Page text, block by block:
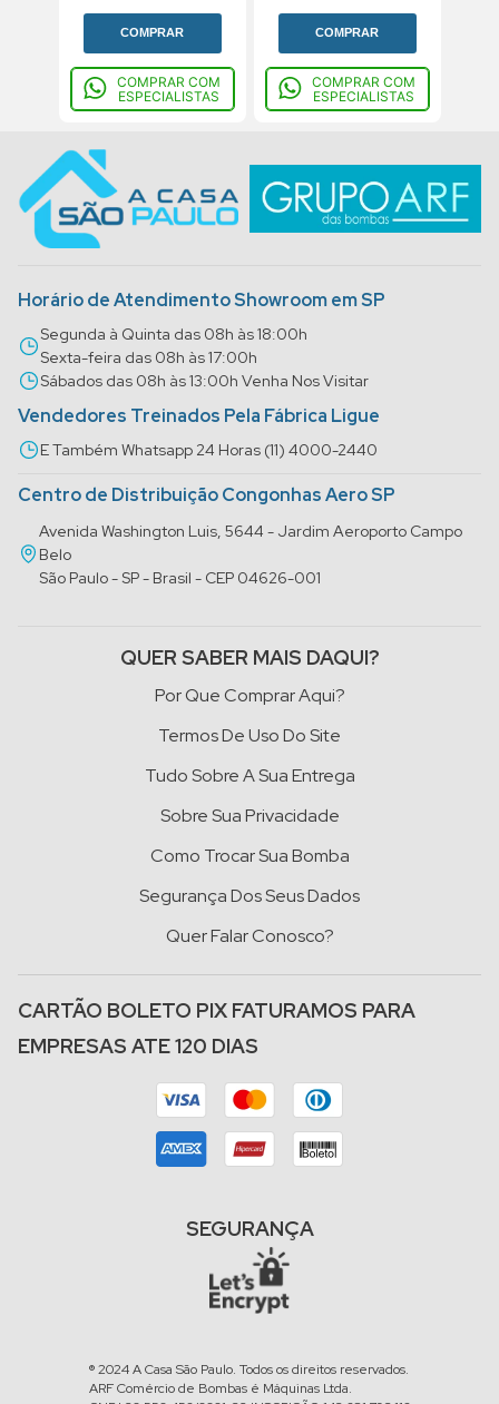
COMPRAR
COMPRAR COM
ESPECIALISTAS
COMPRAR
COMPRAR COM
ESPECIALISTAS
Horário de Atendimento Showroom em SP
Segunda à Quinta das 08h às 18:00h
Sexta-feira das 08h às 17:00h
Sábados das 08h às 13:00h Venha Nos Visitar
Vendedores Treinados Pela Fábrica Ligue
E Também Whatsapp 24 Horas (11) 4000-2440
Centro de Distribuição Congonhas Aero SP
Avenida Washington Luis, 5644 - Jardim Aeroporto Campo
Belo
São Paulo - SP - Brasil - CEP 04626-001
QUER SABER MAIS DAQUI?
Por Que Comprar Aqui?
Termos De Uso Do Site
Tudo Sobre A Sua Entrega
Sobre Sua Privacidade
Como Trocar Sua Bomba
Segurança Dos Seus Dados
Quer Falar Conosco?
CARTÃO BOLETO PIX FATURAMOS PARA
EMPRESAS ATE 120 DIAS
SEGURANÇA
® 2024 A Casa São Paulo. Todos os direitos reservados.
ARF Comércio de Bombas é Máquinas Ltda.